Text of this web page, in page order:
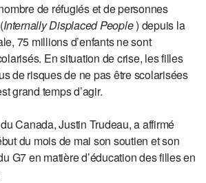
de réfugiés et de personnes
Internally Displaced People) depuis la
75 millions d’enfants ne sont
En situation de crise, les filles
de risques de ne pas être scolarisées
grand temps d’agir.
Canada, Justin Trudeau, a affirmé
du mois de mai son soutien et son
G7 en matière d’éducation des filles en